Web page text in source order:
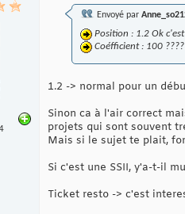
Envoyé par
Position : 1.2 Ok
Coéfficient : 100
1.2 -> normal pour un
Sinon ca à l'air correct
projets qui sont souvent
Mais si le sujet te plait,
Si c'est une SSII, y'a-t-il
Ticket resto -> c'est